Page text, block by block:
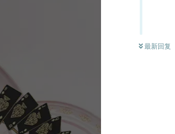
最新回复